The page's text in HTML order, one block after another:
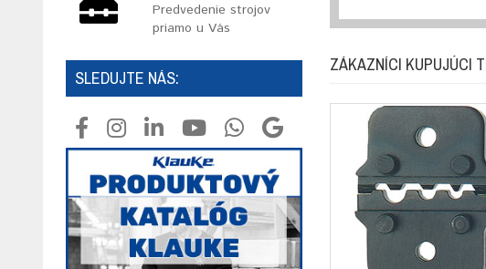
Predvedenie strojov
priamo u Vás
SLEDUJTE NÁS:
ZÁKAZNÍCI KUPUJÚCI